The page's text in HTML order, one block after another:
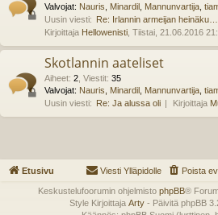
Valvojat: Nauris Minardil Mannunvartija
Uusin viesti: Re: Irlannin armeijan heinäku…
Kirjoittaja Hellowenisti , Tiistai, 21.06.2016
Skotlannin aateliset
Aiheet: 2 Viestit: 35
Valvojat: Nauris Minardil Mannunvartija
Uusin viesti: Re: Ja alussa oli Kirjoittaja
Etusivu Poista
Viesti Ylläpidolle
Keskustelufoorumin ohjelmisto phpBB®
Style Kirjoittaja Arty- Päivitä phpBB